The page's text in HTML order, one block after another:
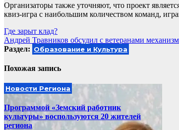
Организаторы также уточняют, что проект
квиз-игра с наибольшим количеством команд,
Навигация
по
Где зарыт клад?
Андрей Травников обсудил с ветеранами
Раздел: Образование и Культура
Похожая запись
Новости Региона
Программой «Земский работник
культуры» воспользуются 20 жителей
региона